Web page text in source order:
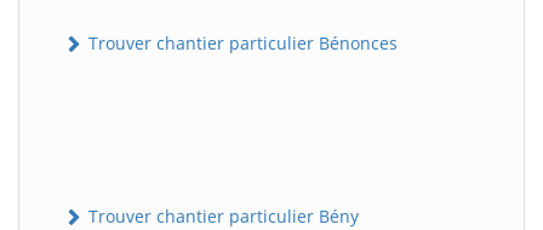
Trouver chantier particulier Bénonces
Trouver chantier particulier Bény